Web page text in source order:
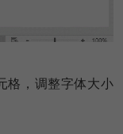
格，调整字体大小